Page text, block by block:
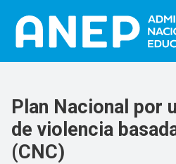
Plan Nacional por
de violencia
(CNC)